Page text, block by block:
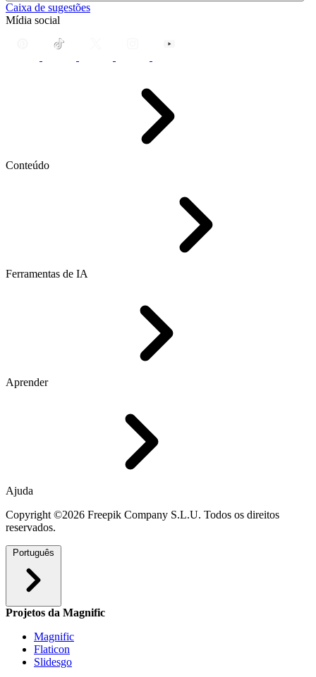
Caixa de sugestões
Mídia social
Conteúdo
Ferramentas de IA
Aprender
Ajuda
Copyright ©2026 Freepik Company S.L.U. Todos os direitos
reservados.
Português
Projetos da Magnific
Magnific
Flaticon
Slidesgo